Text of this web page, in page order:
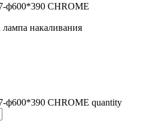
ф600*390 CHROME
накаливания
ф600*390 CHROME quantity